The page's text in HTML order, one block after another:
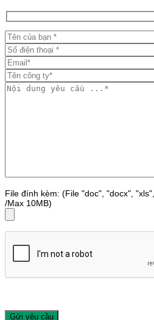
File đính kèm: (File "doc", "docx",
/Max 10MB)